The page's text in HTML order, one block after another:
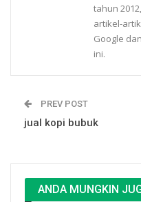
tahun
artikel-
Google
ini.
PREV POST
jual kopi bubuk
ANDA MUNGKIN